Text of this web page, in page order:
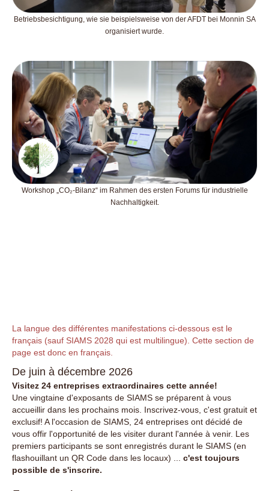
Betriebsbesichtigung, wie sie beispielsweise von der AFDT bei Monnin SA
organisiert wurde.
Workshop „CO₂-Bilanz“ im Rahmen des ersten Forums für industrielle
Nachhaltigkeit.
La langue des différentes manifestations ci-dessous est le
français (sauf SIAMS 2028 qui est multilingue). Cette section de
page est donc en français.
De juin à décembre 2026
Visitez 24 entreprises extraordinaires cette année!
Une vingtaine d'exposants de SIAMS se préparent à vous
accueillir dans les prochains mois. Inscrivez-vous, c'est gratuit et
exclusif! A l'occasion de SIAMS, 24 entreprises ont décidé de
vous offir l'opportunité de les visiter durant l'année à venir. Les
premiers participants se sont enregistrés durant le SIAMS (en
flashouillant un QR Code dans les locaux) ... c'est toujours
possible de s'inscrire.